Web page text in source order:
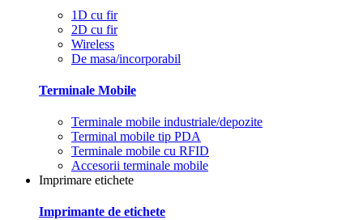
1D cu fir
2D cu fir
Wireless
De masa/incorporabil
Terminale Mobile
Terminale mobile industriale/depozite
Terminal mobile tip PDA
Terminale mobile cu RFID
Accesorii terminale mobile
Imprimare etichete
Imprimante de etichete